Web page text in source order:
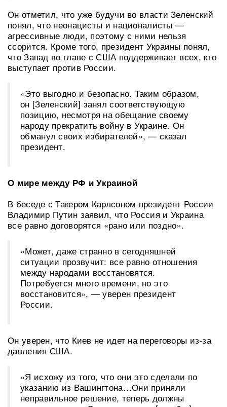
Он отметил, что уже будучи во власти Зеленский
понял, что неонацисты и националисты —
агрессивные люди, поэтому с ними нельзя
ссорится. Кроме того, президент Украины понял,
что Запад во главе с США поддерживает всех, кто
выступает против России.
«Это выгодно и безопасно. Таким образом,
он [Зеленский] занял соответствующую
позицию, несмотря на обещание своему
народу прекратить войну в Украине. Он
обманул своих избирателей», — сказал
президент.
О мире между РФ и Украиной
В беседе с Такером Карлсоном президент России
Владимир Путин заявил, что Россия и Украина
все равно договорятся «рано или поздно».
«Может, даже странно в сегодняшней
ситуации прозвучит: все равно отношения
между народами восстановятся.
Потребуется много времени, но это
восстановится», — уверен президент
России.
Он уверен, что Киев не идет на переговоры из-за
давления США.
«Я исхожу из того, что они это сделали по
указанию из Вашингтона…Они приняли
неправильное решение, теперь должны